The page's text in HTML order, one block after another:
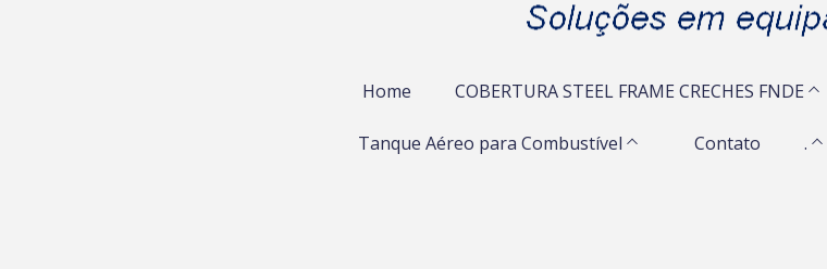
Home COBERTURA STEEL FRAME CRECHES FNDE
Tanque Aéreo para Combustível Contato .